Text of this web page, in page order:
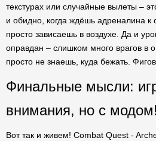
текстурах или случайные вылеты –
и обидно, когда ждёшь адреналина к
просто зависаешь в воздухе. Да и
оправдан – слишком много врагов в
просто не знаешь, куда бежать.
Финальные мысли:
внимания, но с модом!
Вот так и живем! Combat Quest -